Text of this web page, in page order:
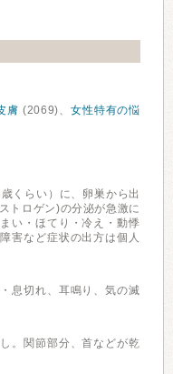
膚 (2069)、 女性特有の悩
くらい）に、卵巣から出
トロゲン)の分泌が急激に
い・ほてり・冷え・動悸
害など症状の出方は個人
息切れ、耳鳴り、気の滅
。関節部分、首などが乾